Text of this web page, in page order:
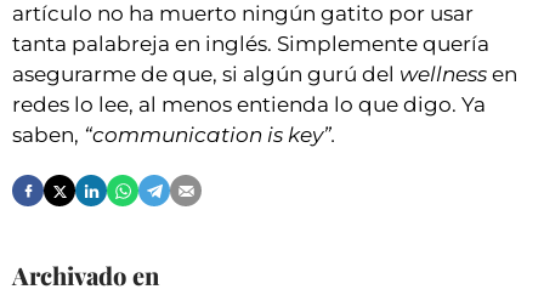
artículo no ha muerto ningún gatito por usar
tanta palabreja en inglés. Simplemente quería
asegurarme de que, si algún gurú del wellness en
redes lo lee, al menos entienda lo que digo. Ya
saben, “communication is key”.
Archivado en